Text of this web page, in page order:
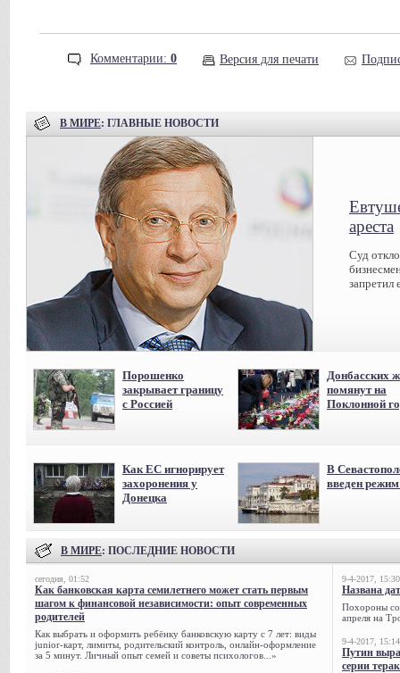
Комментарии: 0 Версия для печати
В МИРЕ: ГЛАВНЫЕ НОВОСТИ
ареста
Суд
запретил
Порошенко
закрывает границу
с Россией
Донбасских
помянут на
Поклонной
Как ЕС игнорирует
захоронения у
Донецка
В
введен
В МИРЕ: ПОСЛЕДНИЕ НОВОСТИ
сегодня, 01:52
Как банковская карта семилетнего может стать первым
шагом к финансовой независимости: опыт современных
родителей
Как выбрать и оформить ребёнку банковскую карту с 7 лет: виды
junior-карт, лимиты, родительский контроль, онлайн-оформление
за 5 минут. Личный опыт семей и советы психологов...»
9-4-2017, 15:30
Названа
Похороны
апреля на
9-4-2017, 15:14
Путин
серии